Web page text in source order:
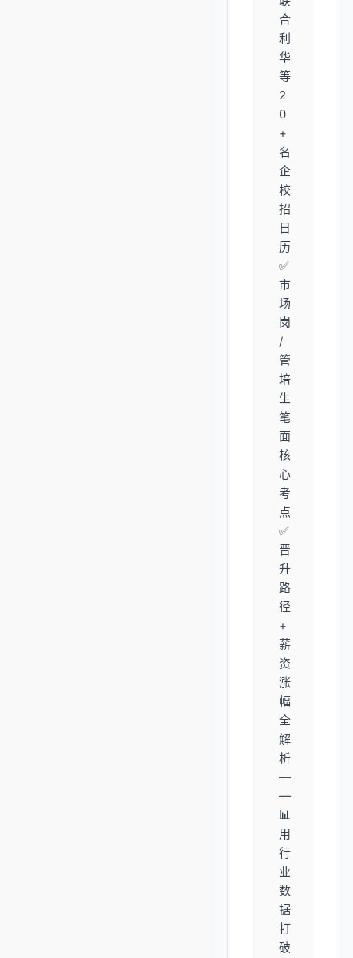
合
利
华
等
2
0
+
名
企
校
招
日
历
✅
市
场
岗
/
管
培
生
笔
面
核
心
考
点
✅
晋
升
路
径
+
薪
资
涨
幅
全
解
析
—
—
📊
用
行
业
数
据
打
破